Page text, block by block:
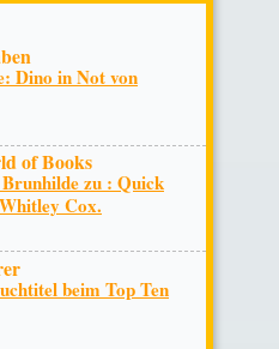
Dino in Not von
of Books
Brunhilde zu : Quick
Cox.
beim Top Ten